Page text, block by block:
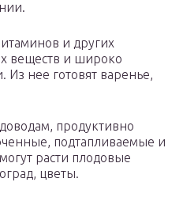
и других
веществ и широко
Из нее готовят варенье,
продуктивно
подтапливаемые и
расти плодовые
цветы.